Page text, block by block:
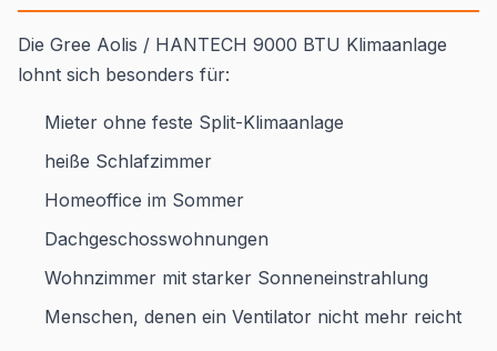
Die Gree Aolis / HANTECH 9000 BTU Klimaanlage
lohnt sich besonders für:
Mieter ohne feste Split-Klimaanlage
heiße Schlafzimmer
Homeoffice im Sommer
Dachgeschosswohnungen
Wohnzimmer mit starker Sonneneinstrahlung
Menschen, denen ein Ventilator nicht mehr reicht